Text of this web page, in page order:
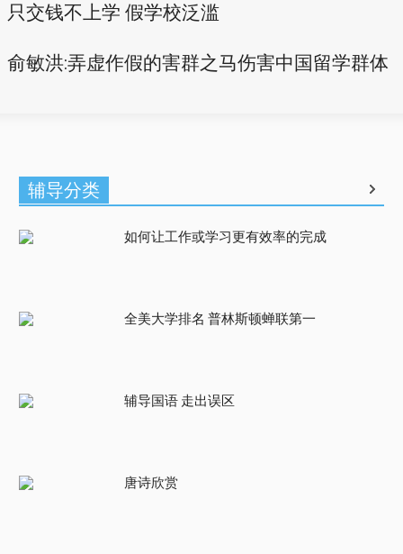
只交钱不上学 假学校泛滥
俞敏洪:弄虚作假的害群之马伤害中国留学群体
辅导分类
如何让工作或学习更有效率的完成
全美大学排名 普林斯顿蝉联第一
辅导国语 走出误区
唐诗欣赏